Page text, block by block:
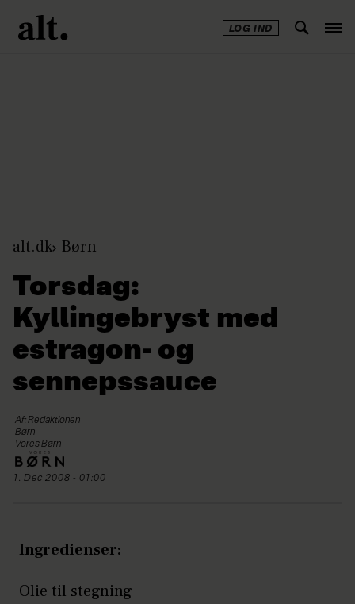
LOG IND
alt.dk Børn
Torsdag:
Kyllingebryst med
estragon- og
sennepssauce
Af: Redaktionen
Børn
Vores Børn
1. Dec 2008 - 01:00
Ingredienser:
Olie til stegning